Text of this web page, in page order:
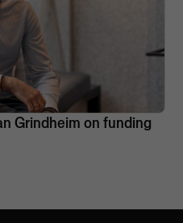
Grindheim on funding